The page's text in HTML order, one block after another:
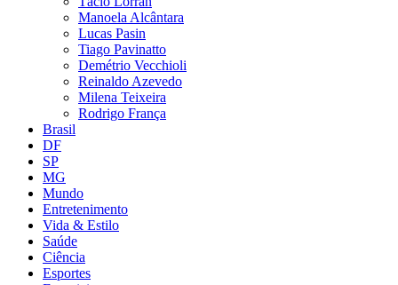
Manoela Alcântara
Lucas Pasin
Tiago Pavinatto
Demétrio Vecchioli
Reinaldo Azevedo
Milena Teixeira
Rodrigo França
Brasil
DF
SP
MG
Mundo
Entretenimento
Vida & Estilo
Saúde
Ciência
Esportes